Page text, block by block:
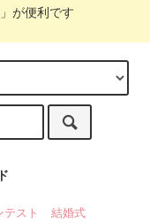
が便利です
テスト
結婚式